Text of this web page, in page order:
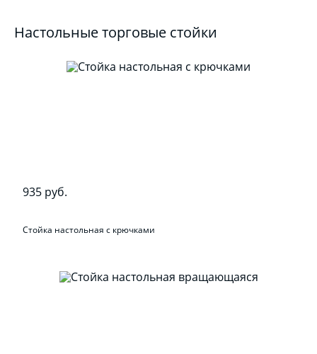
Настольные торговые стойки
935 руб.
Стойка настольная с крючками